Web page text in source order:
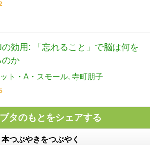
効用: 「忘れること」で脳は何を
のか
ト・A・スモール 寺町朋子
タのもとをシェアする
本つぶやきをつぶやく